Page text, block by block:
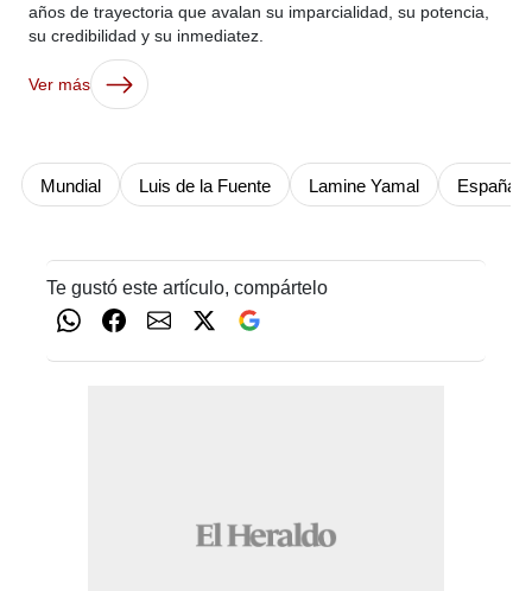
años de trayectoria que avalan su imparcialidad, su potencia,
su credibilidad y su inmediatez.
Ver más
Mundial Luis de la Fuente Lamine Yamal España
Te gustó este artículo, compártelo